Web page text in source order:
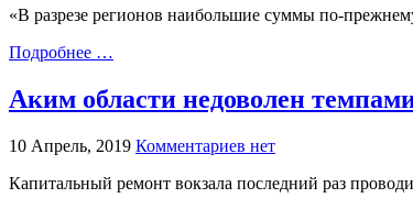
«В разрезе регионов наибольшие суммы по-
Подробнее …
Аким области недоволен
10 Апрель, 2019 Комментариев нет
Капитальный ремонт вокзала последний раз